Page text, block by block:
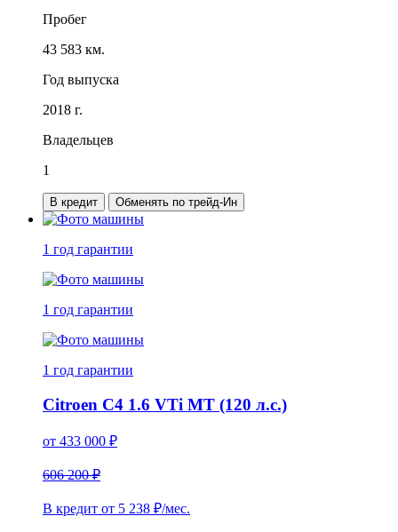
Пробег
43 583 км.
Год выпуска
2018 г.
Владельцев
1
В кредит Обменять по трейд-Ин
1 год гарантии
1 год гарантии
1 год гарантии
Citroen C4 1.6 VTi MT (120 л.с.)
от 433 000 ₽
606 200 ₽
В кредит от 5 238 ₽/мес.